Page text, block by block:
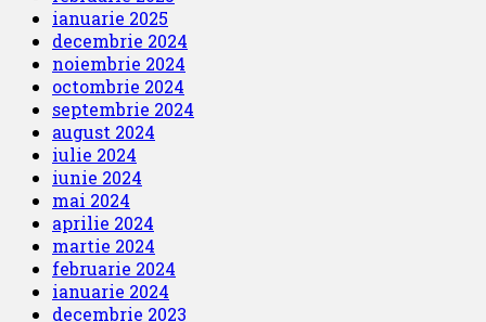
ianuarie 2025
decembrie 2024
noiembrie 2024
octombrie 2024
septembrie 2024
august 2024
iulie 2024
iunie 2024
mai 2024
aprilie 2024
martie 2024
februarie 2024
ianuarie 2024
decembrie 2023